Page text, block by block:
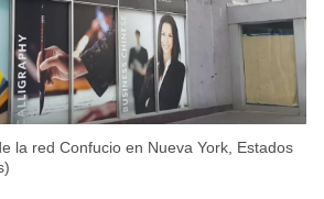
la red Confucio en Nueva York, Estados